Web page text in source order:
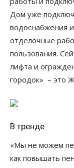
Дом уже
водоснабжения
отделочные
пользования.
лифта и
городок» – это
В тренде
«Мы не можем
как повышать